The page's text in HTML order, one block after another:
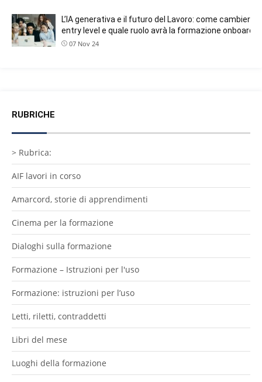
L’IA generativa e il futuro del Lavoro: come
entry level e quale ruolo avrà la formazione
07 Nov 24
RUBRICHE
> Rubrica:
AIF lavori in corso
Amarcord, storie di apprendimenti
Cinema per la formazione
Dialoghi sulla formazione
Formazione – Istruzioni per l'uso
Formazione: istruzioni per l’uso
Letti, riletti, contraddetti
Libri del mese
Luoghi della formazione